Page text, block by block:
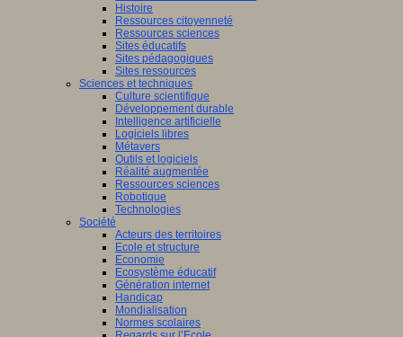
Histoire
Ressources citoyenneté
Ressources sciences
Sites éducatifs
Sites pédagogiques
Sites ressources
Sciences et techniques
Culture scientifique
Développement durable
Intelligence artificielle
Logiciels libres
Métavers
Outils et logiciels
Réalité augmentée
Ressources sciences
Robotique
Technologies
Société
Acteurs des territoires
Ecole et structure
Economie
Ecosystème éducatif
Génération internet
Handicap
Mondialisation
Normes scolaires